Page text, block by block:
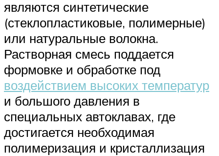
являются синтетические
(стеклопластиковые, полимерные)
или натуральные волокна.
Растворная смесь поддается
формовке и обработке под
воздействием высоких температур
и большого давления в
специальных автоклавах, где
достигается необходимая
полимеризация и кристаллизация